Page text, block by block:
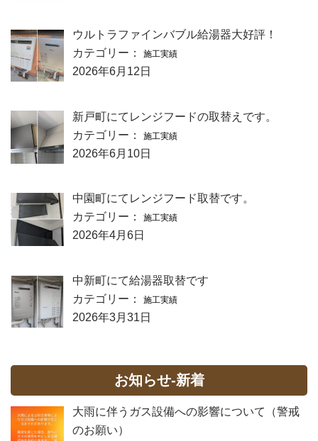
ウルトラファインバブル給湯器大好評！
カテゴリー：
施工実績
2026年6月12日
新戸町にてレンジフードの取替えです。
カテゴリー：
施工実績
2026年6月10日
中園町にてレンジフード取替です。
カテゴリー：
施工実績
2026年4月6日
中新町にて給湯器取替です
カテゴリー：
施工実績
2026年3月31日
お知らせ-新着
大雨に伴うガス設備への影響について（警戒
のお願い）